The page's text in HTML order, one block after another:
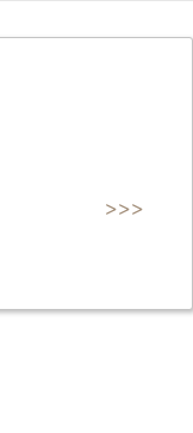
>>>